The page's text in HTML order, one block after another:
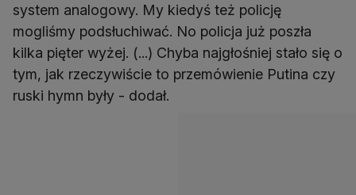
system analogowy. My kiedyś też policję
mogliśmy podsłuchiwać. No policja już poszła
kilka pięter wyżej. (...) Chyba najgłośniej stało się o
tym, jak rzeczywiście to przemówienie Putina czy
ruski hymn były - dodał.